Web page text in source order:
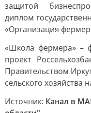
защитой
диплом
«Организация
«Школа фермера» –
проект
Правительством
сельского хозяйства
Источник: Канал в